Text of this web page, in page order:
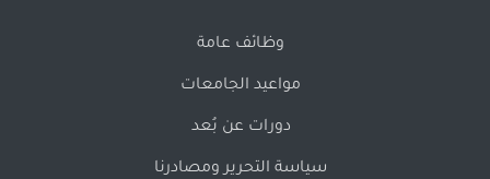
وظائف عامة
مواعيد الجامعات
دورات عن بُعد
سياسة التحرير ومصادرنا